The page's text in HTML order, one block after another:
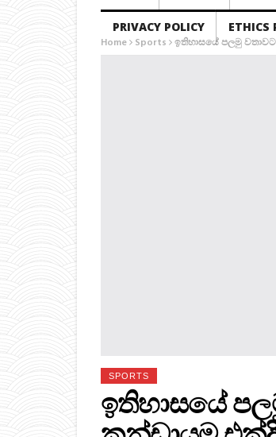
PRIVACY POLICY ETHICS
Home Sports ඉතිහාසයේ පලමු
SPORTS
ඉතිහාසයේ